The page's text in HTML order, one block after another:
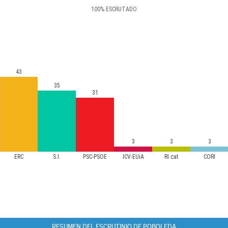
100% ESCRUTADO
ERC S.I. PSC-PSOE ICV-EUiA RI.cat CORI
43
35
31
3 3 3